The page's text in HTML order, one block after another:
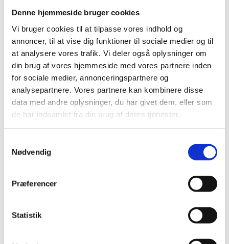
Denne hjemmeside bruger cookies
Vi bruger cookies til at tilpasse vores indhold og
annoncer, til at vise dig funktioner til sociale medier og til
at analysere vores trafik. Vi deler også oplysninger om
din brug af vores hjemmeside med vores partnere inden
for sociale medier, annonceringspartnere og
analysepartnere. Vores partnere kan kombinere disse
data med andre oplysninger, du har givet dem, eller som
de har indsamlet fra din brug af deres tjenester.
Nødvendig
Præferencer
Statistik
undervisningsmiljømålingen, samt hvad der allerede
dækkes af spørgsmål i Uddannelseszoom og
Læringsbarometer, og hvad som bør uddybes.
Marts: DCUM udvikler på baggrund af
institutionernes bidrag på workshoppen først
udkast til undervisningsmiljømodul.
April: Første udkast sendes i høring blandt
institutionerne.
Maj: Høringsudkastet revideres på baggrund af
indkomne høringssvar og pilottestes.
Juni: På baggrund af pilottestens svar udarbejdes
henholdsvis Uddannelseszoom, Læringsbarometer, de
supplerende trivselsspørgsmål og det hertil udviklede
kortlægger undervisningsmiljøet.